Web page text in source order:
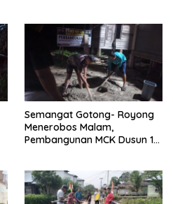
Semangat Gotong- Royong
Menerobos Malam,
Pembangunan MCK Dusun 1